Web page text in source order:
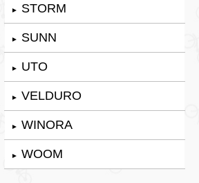
► STORM
► SUNN
► UTO
► VELDURO
► WINORA
► WOOM